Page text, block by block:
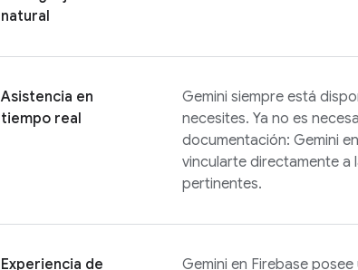
natural
Asistencia en
tiempo real
Gemini siempre está
necesites. Ya no es
documentación: Gemini en
vincularte directamente a
pertinentes.
Experiencia de
Gemini en Firebase posee